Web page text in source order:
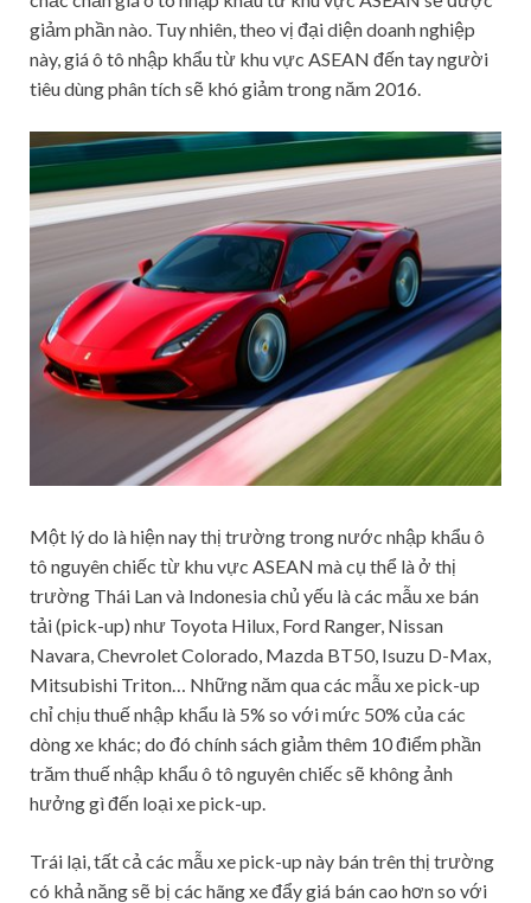
giảm phần nào. Tuy nhiên, theo vị đại diện doanh nghiệp
này, giá ô tô nhập khẩu từ khu vực ASEAN đến tay người
tiêu dùng phân tích sẽ khó giảm trong năm 2016.
Một lý do là hiện nay thị trường trong nước nhập khẩu ô
tô nguyên chiếc từ khu vực ASEAN mà cụ thể là ở thị
trường Thái Lan và Indonesia chủ yếu là các mẫu xe bán
tải (pick-up) như Toyota Hilux, Ford Ranger, Nissan
Navara, Chevrolet Colorado, Mazda BT50, Isuzu D-Max,
Mitsubishi Triton… Những năm qua các mẫu xe pick-up
chỉ chịu thuế nhập khẩu là 5% so với mức 50% của các
dòng xe khác; do đó chính sách giảm thêm 10 điểm phần
trăm thuế nhập khẩu ô tô nguyên chiếc sẽ không ảnh
hưởng gì đến loại xe pick-up.
Trái lại, tất cả các mẫu xe pick-up này bán trên thị trường
có khả năng sẽ bị các hãng xe đẩy giá bán cao hơn so với